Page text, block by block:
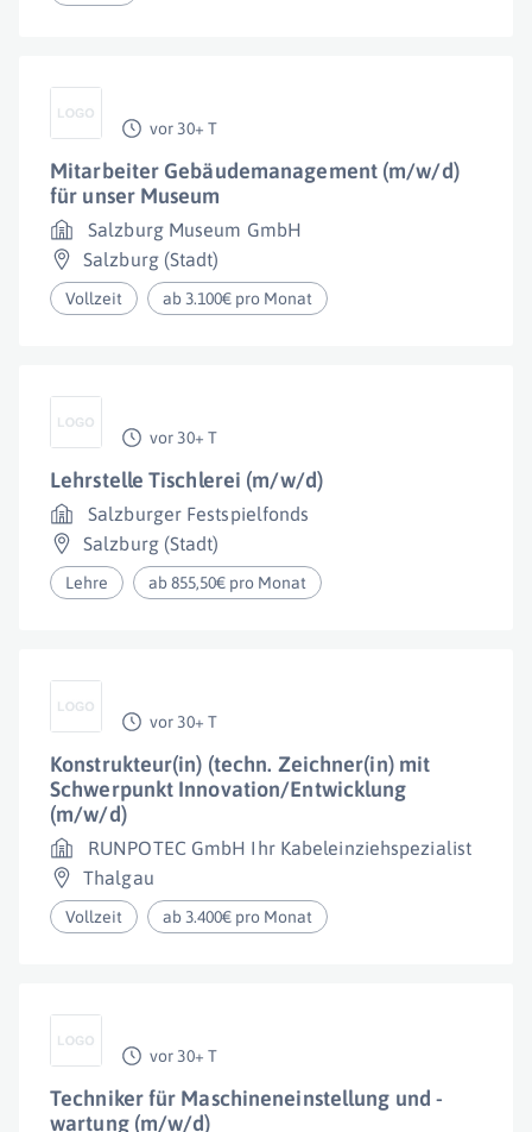
vor 30+ T
Mitarbeiter Gebäudemanagement (m/w/d)
für unser Museum
Salzburg Museum GmbH
Salzburg (Stadt)
Vollzeit ab 3.100€ pro Monat
vor 30+ T
Lehrstelle Tischlerei (m/w/d)
Salzburger Festspielfonds
Salzburg (Stadt)
Lehre ab 855,50€ pro Monat
vor 30+ T
Konstrukteur(in) (techn. Zeichner(in) mit
Schwerpunkt Innovation/Entwicklung
(m/w/d)
RUNPOTEC GmbH Ihr Kabeleinziehspezialist
Thalgau
Vollzeit ab 3.400€ pro Monat
vor 30+ T
Techniker für Maschineneinstellung und -
wartung (m/w/d)